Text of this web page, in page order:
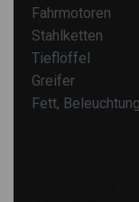
Fahrmotoren
Stahlketten
Tieflöffel
Greifer
Fett,